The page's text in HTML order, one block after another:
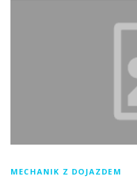
MECHANIK Z DOJAZDEM